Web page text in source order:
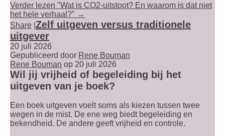
Verder lezen "Wat is CO2-uitstoot? En waarom is dat niet
het hele verhaal?" →
Share Zelf uitgeven versus traditionele
uitgever
20 juli 2026
Gepubliceerd door Rene Bouman
Rene Bouman op 20 juli 2026
Wil jij vrijheid of begeleiding bij het
uitgeven van je boek?
Een boek uitgeven voelt soms als kiezen tussen twee
wegen in de mist. De ene weg biedt begeleiding en
bekendheid. De andere geeft vrijheid en controle.